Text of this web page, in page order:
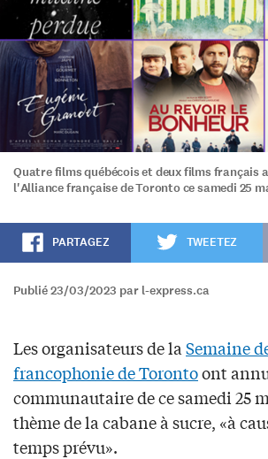
Quatre films québécois et deux films français
l'Alliance française de Toronto ce samedi 25
PARTAGEZ TWEETEZ
Publié 23/03/2023 par l-express.ca
Les organisateurs de la Semaine
francophonie de Torontoont
communautaire de ce samedi 25
thème de la cabane à sucre, «à
temps prévu».